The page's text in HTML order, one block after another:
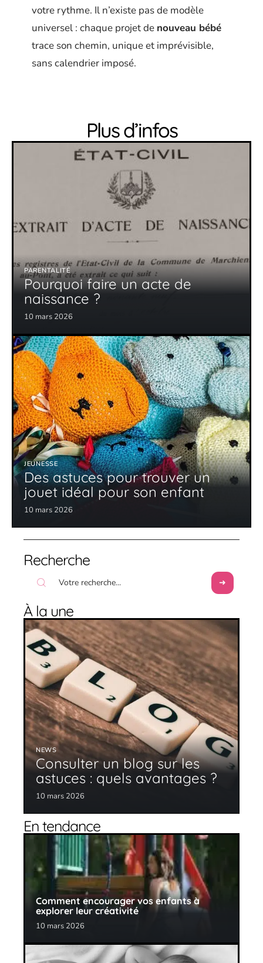
votre rythme. Il n’existe pas de modèle
universel : chaque projet de nouveau bébé
trace son chemin, unique et imprévisible,
sans calendrier imposé.
Plus d’infos
PARENTALITÉ
Pourquoi faire un acte de
naissance ?
10 mars 2026
JEUNESSE
Des astuces pour trouver un
jouet idéal pour son enfant
10 mars 2026
Recherche
À la une
NEWS
Consulter un blog sur les
astuces : quels avantages ?
10 mars 2026
En tendance
Comment encourager vos enfants à
explorer leur créativité
10 mars 2026